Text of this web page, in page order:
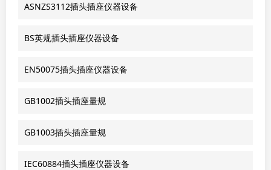
ASNZS3112插头插座仪器设备
BS英规插头插座仪器设备
EN50075插头插座仪器设备
GB1002插头插座量规
GB1003插头插座量规
IEC60884插头插座仪器设备